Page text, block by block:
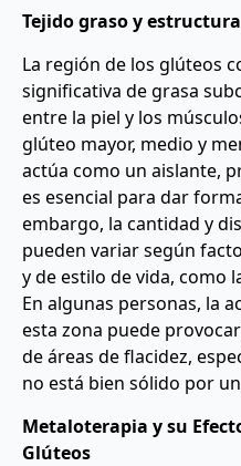
Tejido graso y
La región de los glúteos
significativa de grasa
entre la piel y los
glúteo mayor, medio y
actúa como un aislante,
es esencial para dar
embargo, la cantidad y
pueden variar según
y de estilo de vida, como
En algunas personas, la
esta zona puede
de áreas de flacidez,
no está bien sólido por
Metaloterapia y su
Glúteos